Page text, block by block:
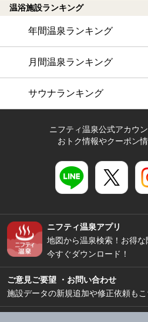
温浴施設ランキング
年間温泉ランキング
月間温泉ランキング
サウナランキング
ニフティ温泉公式アカウ
おトク情報やクーポン
ニフティ温泉アプリ
地図から温泉検索！お得な
今すぐダウンロード！
ご意見ご要望 ・お問い合わせ
施設データの新規追加や修正依頼もこ